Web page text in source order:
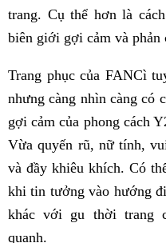
trang. Cụ thể hơn là
biên giới gợi cảm và phản
Trang phục của FANCì
nhưng càng nhìn càng có
gợi cảm của phong cách
Vừa quyến rũ, nữ tính,
và đầy khiêu khích. Có
khi tin tưởng vào hướng
khác với gu thời trang
quanh.